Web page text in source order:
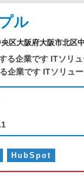
ル
区大阪府大阪市北区
る企業です ITソリ
企業です ITソリュ
HubSpot